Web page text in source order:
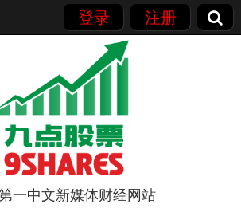
登录 注册
一中文新媒体财经网站